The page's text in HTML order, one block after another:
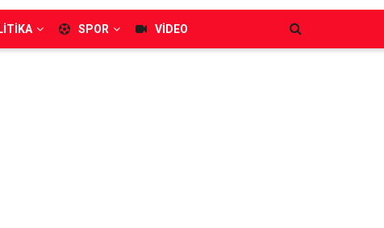
SPOR VIDEO